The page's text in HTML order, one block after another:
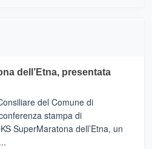
dell’Etna, presentata
del Comune di
stampa di
SuperMaratona dell’Etna, un